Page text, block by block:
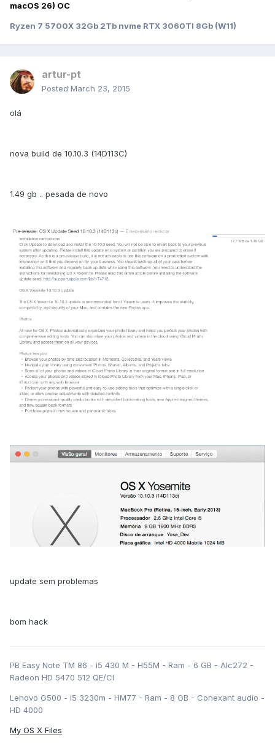
macOS 26) OC
Ryzen 7 5700X 32Gb 2Tb nvme RTX 3060TI 8Gb (W11)
artur-pt
Posted March 23, 2015
olá
nova build de 10.10.3 (14D113C)
1.49 gb .. pesada de novo
update sem problemas
bom hack
PB Easy Note TM 86 - i5 430 M - H55M - Ram - 6 GB - Alc272 -
Radeon HD 5470 512 QE/CI
Lenovo G500 - i5 3230m - HM77 - Ram - 8 GB - Conexant audio -
HD 4000
My OS X Files